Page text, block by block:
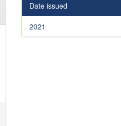
Date issued
2021